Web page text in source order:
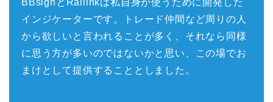
BBsignとRailinkは私自身が使うために開発した
インジケーターです。トレード仲間など周りの人
から欲しいと言われることが多く、それなら同様
に思う方が多いのではないかと思い、この場でお
まけとして提供することとしました。